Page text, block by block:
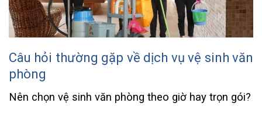
Câu hỏi thường gặp về dịch vụ vệ sinh văn
phòng
Nên chọn vệ sinh văn phòng theo giờ hay trọn gói?